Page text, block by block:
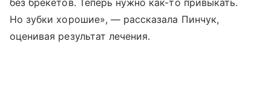
без брекетов. Теперь нужно как-то привыкать.
Но зубки хорошие», — рассказала Пинчук,
оценивая результат лечения.